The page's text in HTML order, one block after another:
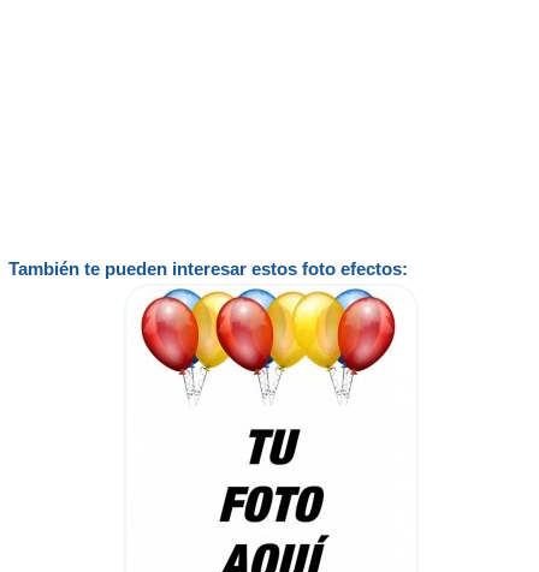
También te pueden interesar estos foto efectos: